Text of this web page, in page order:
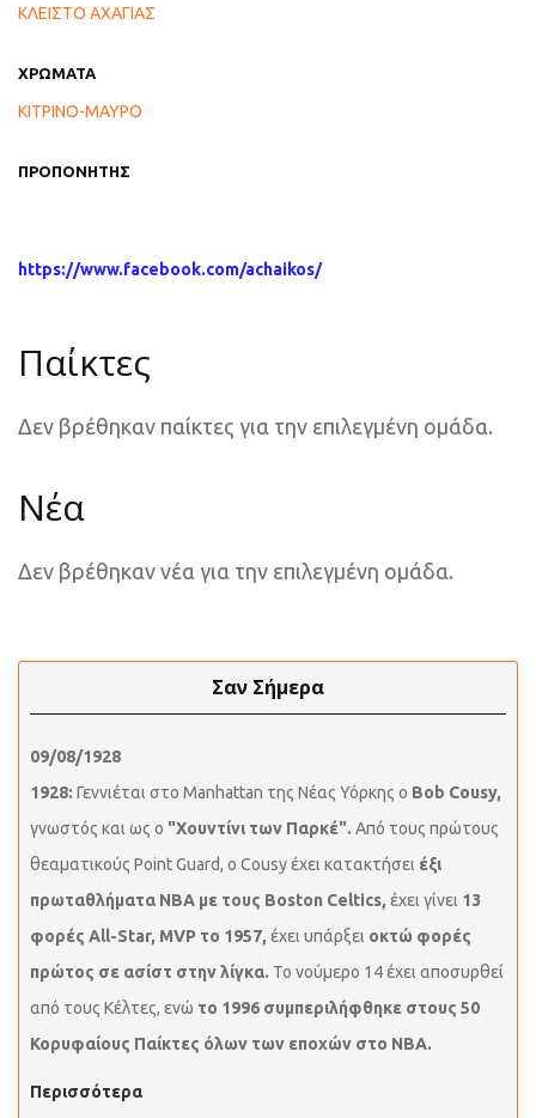
ΚΛΕΙΣΤΟ ΑΧΑΓΙΑΣ
ΧΡΩΜΑΤΑ
ΚΙΤΡΙΝΟ-ΜΑΥΡΟ
ΠΡΟΠΟΝΗΤΗΣ
https://www.facebook.com/achaikos/
Παίκτες
Δεν βρέθηκαν παίκτες για την επιλεγμένη ομάδα.
Νέα
Δεν βρέθηκαν νέα για την επιλεγμένη ομάδα.
Σαν Σήμερα
09/08/1928
1928: Γεννιέται στο Manhattan της Νέας Υόρκης ο Bob Cousy,
γνωστός και ως ο "Χουντίνι των Παρκέ". Από τους πρώτους
θεαματικούς Point Guard, ο Cousy έχει κατακτήσει έξι
πρωταθλήματα NBA με τους Boston Celtics, έχει γίνει 13
φορές All-Star, MVP το 1957, έχει υπάρξει οκτώ φορές
πρώτος σε ασίστ στην λίγκα. Το νούμερο 14 έχει αποσυρθεί
από τους Κέλτες, ενώ το 1996 συμπεριλήφθηκε στους 50
Κορυφαίους Παίκτες όλων των εποχών στο ΝΒΑ.
Περισσότερα